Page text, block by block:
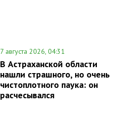
7 августа 2026, 04:31
В Астраханской области
нашли страшного, но очень
чистоплотного паука: он
расчесывался